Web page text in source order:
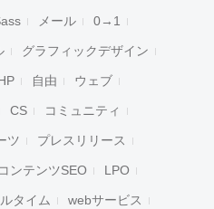
メール 0→1
グラフィックデザイン
自由 ウェブ
CS コミュニティ
ツ プレスリリース
コンテンツSEO LPO
タイム webサービス